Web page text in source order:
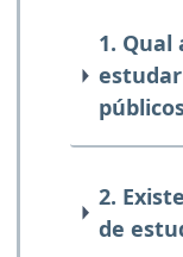
1.
2.
de